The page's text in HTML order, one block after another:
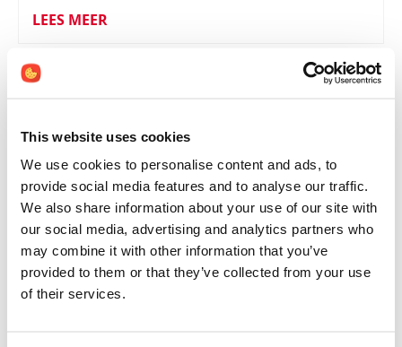
This website uses cookies
We use cookies to personalise content and ads, to
provide social media features and to analyse our traffic.
We also share information about your use of our site with
our social media, advertising and analytics partners who
may combine it with other information that you’ve
provided to them or that they’ve collected from your use
of their services.
LEES MEER
WAAROM BEWEGEN GOED IS VOOR JE MENTALE
03-05-2026
Veel mensen weten dat bewegen goed is voor het
lichaam. Maar het effect op je mentale gezondheid is
minstens zo belangrijk. Onderzoek laat zien dat
mensen die meer bewegen, minder last hebben van
st...
LEES MEER